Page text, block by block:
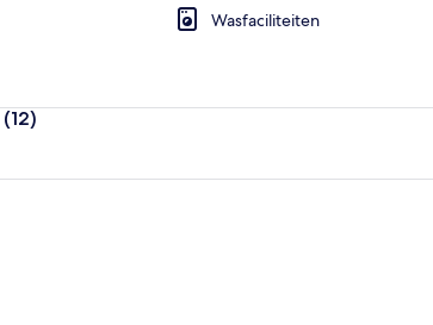
Wasfaciliteiten
(12)